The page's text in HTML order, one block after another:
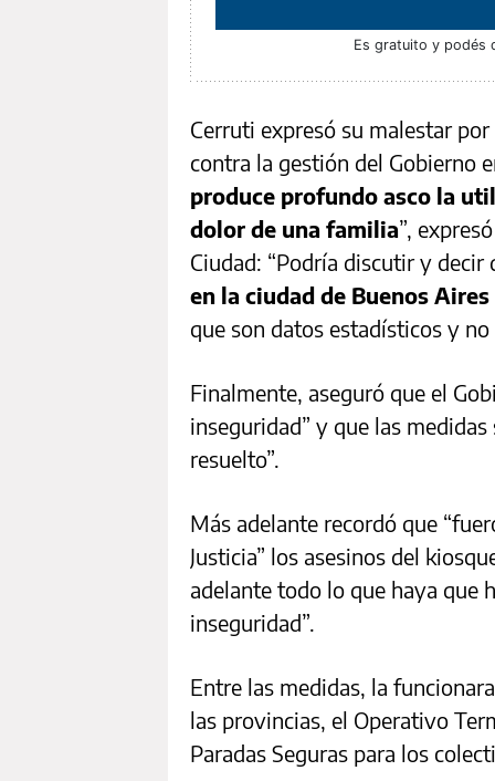
Es gratuito y podés
Cerruti expresó su malestar
contra la gestión del Gobierno
produce profundo asco la
dolor de una familia”,
Ciudad: “Podría discutir y
en la ciudad de Buenos
que son datos estadísticos y
Finalmente, aseguró que el
inseguridad” y que las
resuelto”.
Más adelante recordó que
Justicia” los asesinos del
adelante todo lo que haya que
inseguridad”.
Entre las medidas, la
las provincias, el Operativo
Paradas Seguras para los